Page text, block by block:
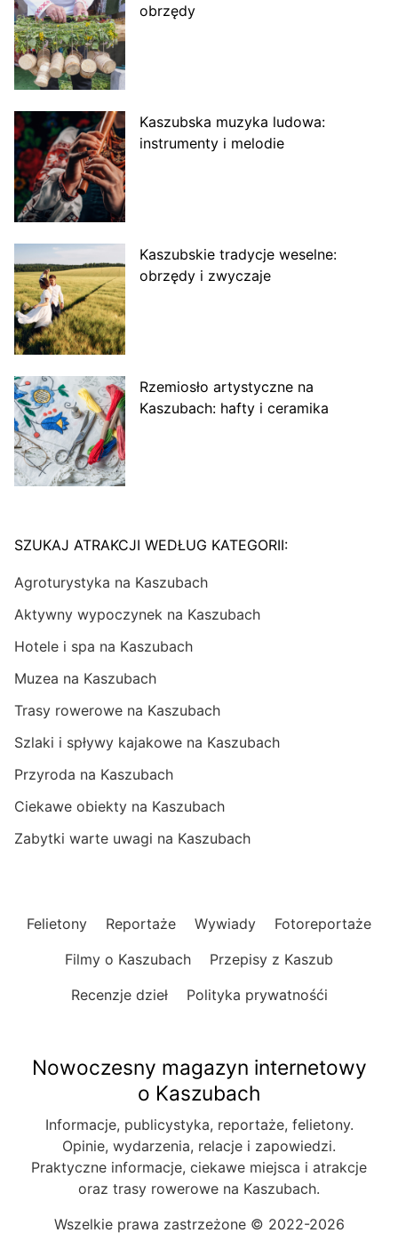
obrzędy
Kaszubska muzyka ludowa:
instrumenty i melodie
Kaszubskie tradycje weselne:
obrzędy i zwyczaje
Rzemiosło artystyczne na
Kaszubach: hafty i ceramika
SZUKAJ ATRAKCJI WEDŁUG KATEGORII:
Agroturystyka na Kaszubach
Aktywny wypoczynek na Kaszubach
Hotele i spa na Kaszubach
Muzea na Kaszubach
Trasy rowerowe na Kaszubach
Szlaki i spływy kajakowe na Kaszubach
Przyroda na Kaszubach
Ciekawe obiekty na Kaszubach
Zabytki warte uwagi na Kaszubach
Felietony Reportaże Wywiady
Fotoreportaże
Filmy o Kaszubach
Przepisy z Kaszub
Recenzje dzieł
Polityka prywatnośći
Nowoczesny magazyn internetowy
o Kaszubach
Informacje, publicystyka, reportaże, felietony.
Opinie, wydarzenia, relacje i zapowiedzi.
Praktyczne informacje, ciekawe miejsca i atrakcje
oraz trasy rowerowe na Kaszubach.
Wszelkie prawa zastrzeżone © 2022-2026